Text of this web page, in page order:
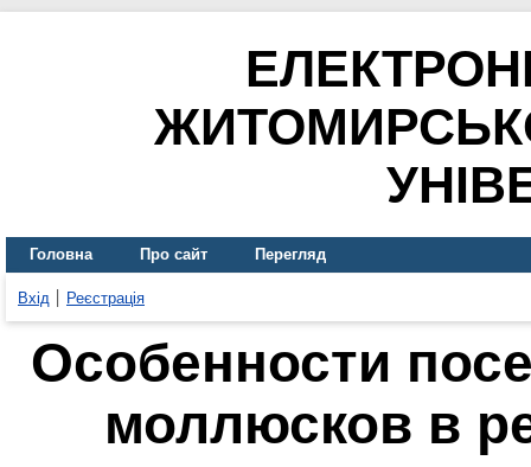
Головна Про сайт Перегляд
Вхід Реєстрація
Особенности
моллюсков в